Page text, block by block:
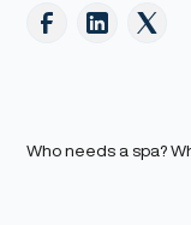
Who needs a spa?